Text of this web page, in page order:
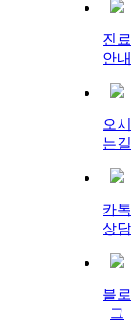
진료
안내
오시
는길
카톡
상담
블로
그